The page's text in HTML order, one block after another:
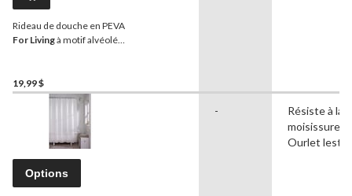
Rideau de douche en PEVA
For Livingà motif alvéolé
19,99 $
Options
-
Résiste à la
moisissure,
Ourlet lesté